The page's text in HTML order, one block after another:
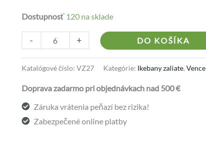
Dostupnosť 120 na sklade
- + DO KOŠÍKA
Katalógové číslo: VZ27 Kategórie: Ikebany zaliate,Vence
Doprava zadarmo pri objednávkach nad 500 €
Záruka vrátenia peňazí bez rizika!
Zabezpečené online platby